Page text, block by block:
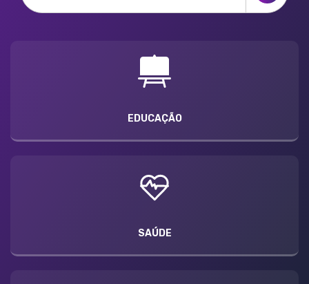
EDUCAÇÃO
SAÚDE